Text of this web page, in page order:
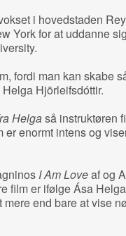
i hovedstaden
York for at uddanne
fordi man kan skabe
Hjörleifsdóttir.
Helgaså instruktøren
er enormt intens og
I Am Loveaf og
film er ifølge Ása
end bare at vise